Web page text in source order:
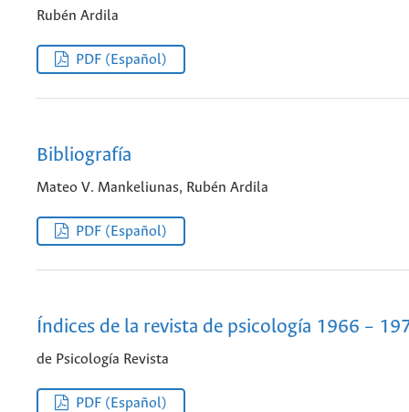
Rubén Ardila
PDF (Español)
Bibliografía
Mateo V. Mankeliunas, Rubén Ardila
PDF (Español)
Índices de la revista de psicología 1966 –
de Psicología Revista
PDF (Español)